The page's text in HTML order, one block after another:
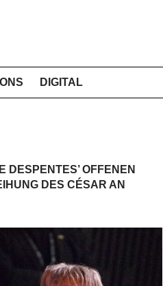
DIGITAL
DESPENTES’ OFFENEN
DES CÉSAR AN